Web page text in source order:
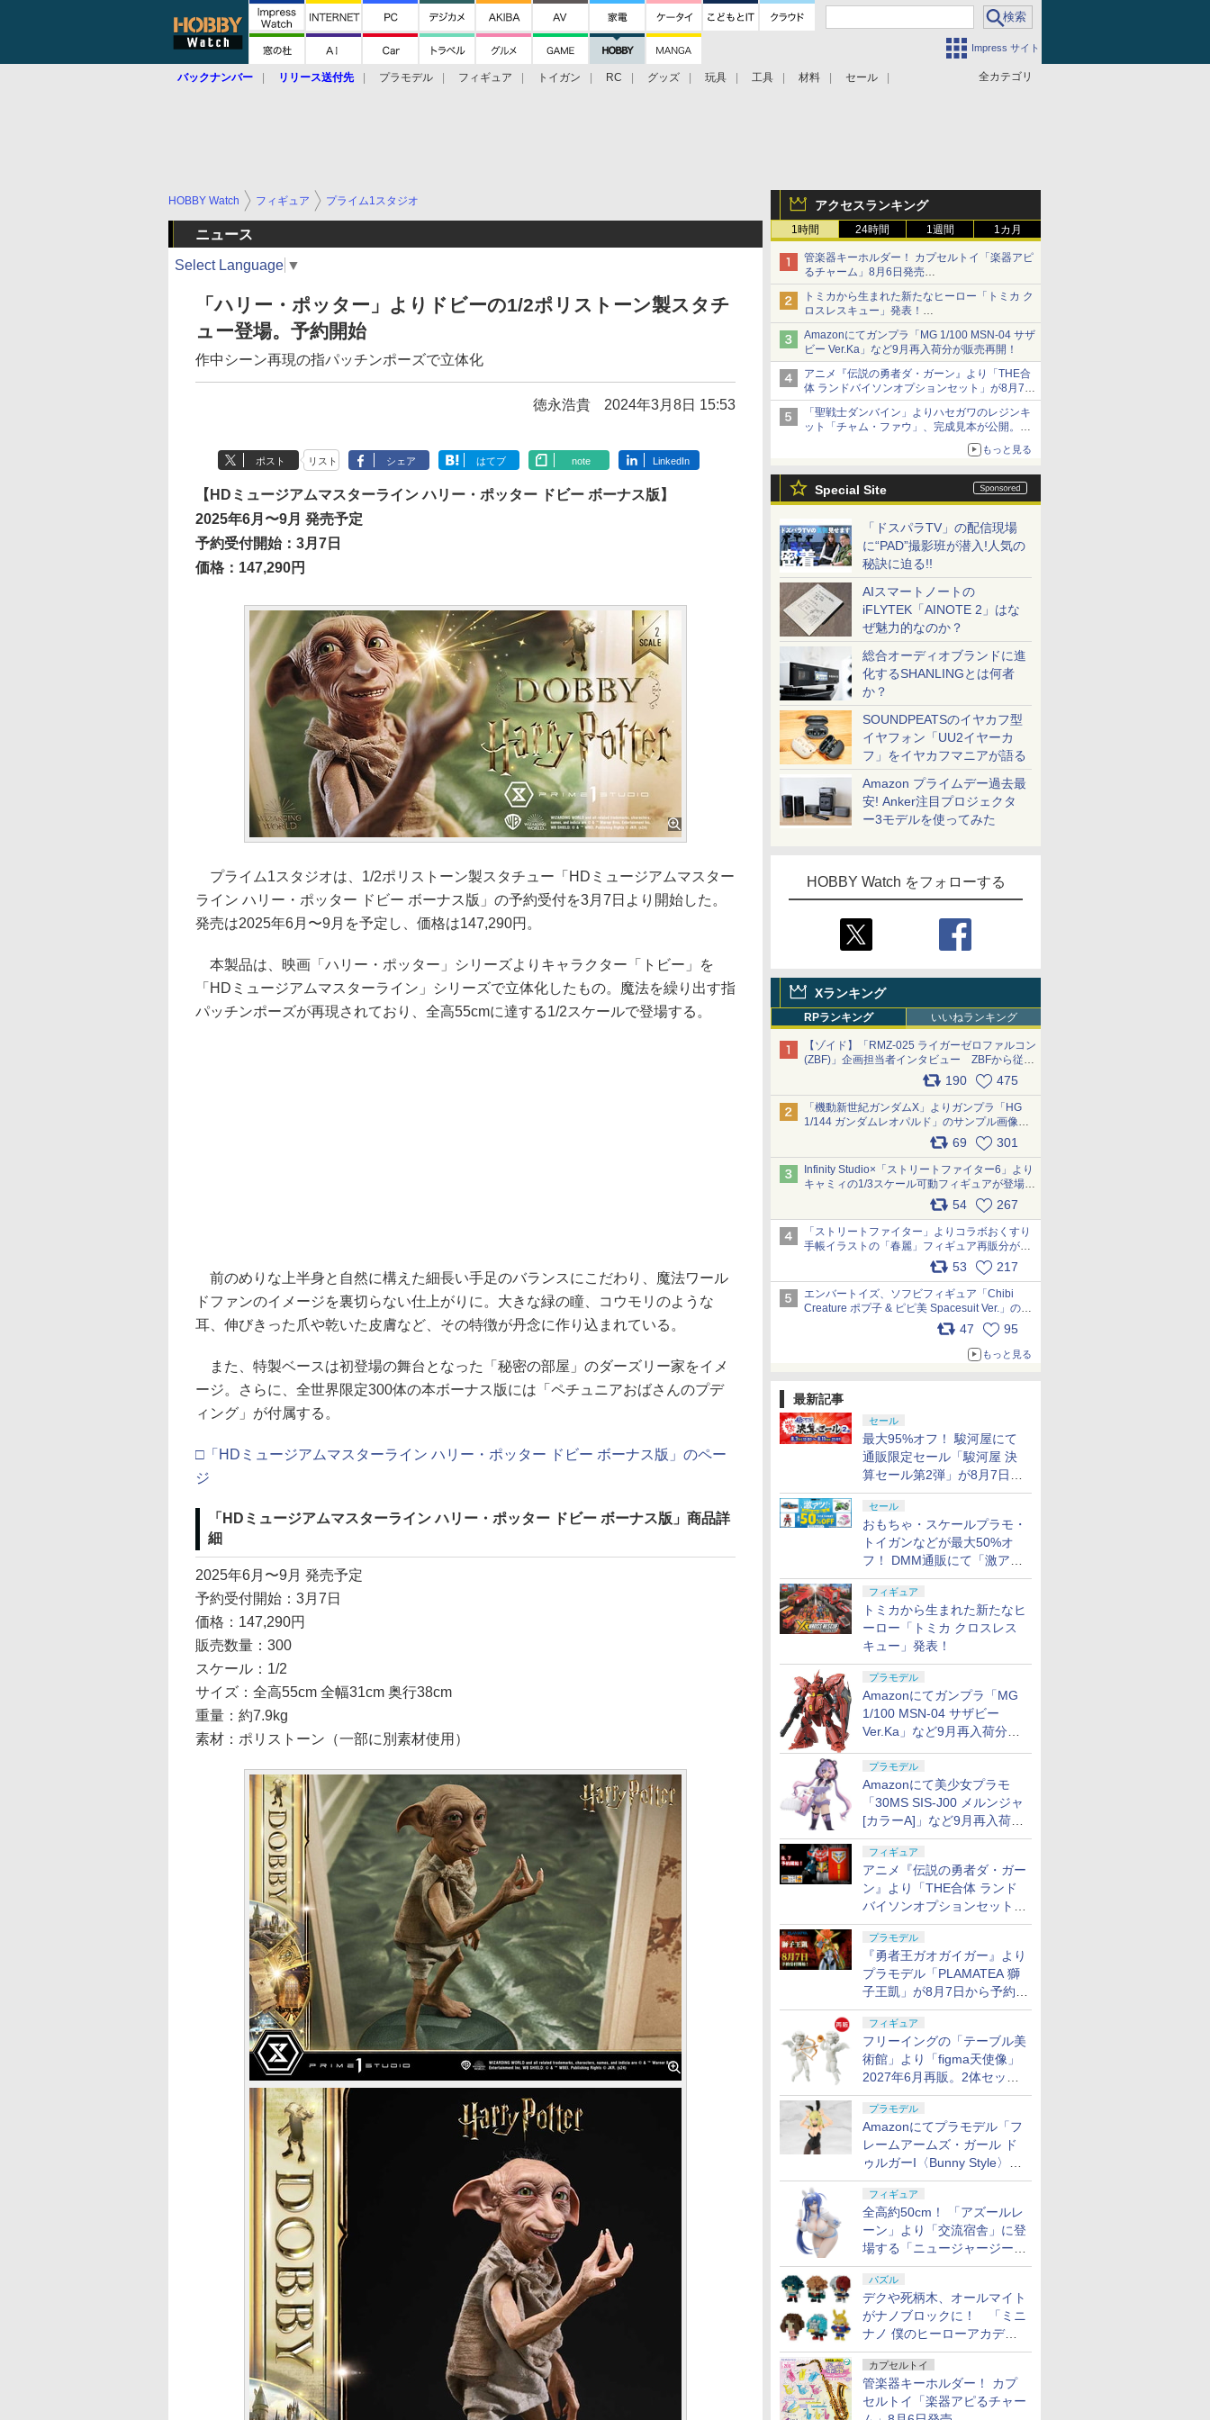
Impress サイト
全カテゴリ
バックナンバー リリース送付先 プラモデル フィギュア トイガン RC グッズ 玩具 工具 材料 セール
アクセスランキング
1時間 24時間 1週間 1カ月
管楽器キーホルダー！ カプセルトイ「楽器アピ
るチャーム」8月6日発売
チューバ、テナサクなど5種各3色
トミカから生まれた新たなヒーロー「トミカ ク
ロスレスキュー」発表！
詳細は後日公開予定
Amazonにてガンプラ「MG 1/100 MSN-04 サザ
ビー Ver.Ka」など9月再入荷分が販売再開！
アニメ『伝説の勇者ダ・ガーン』より「THE合
体 ランドバイソンオプションセット」が8月7日
から予約受付開始！
「聖戦士ダンバイン」よりハセガワのレジンキ
ット「チャム・ファウ」、完成見本が公開。9
もっと見る
Special Site
「ドスパラTV」の配信現場
に“PAD”撮影班が潜入!人気の
秘訣に迫る!!
AIスマートノートの
iFLYTEK「AINOTE 2」はな
ぜ魅力的なのか？
総合オーディオブランドに進
化するSHANLINGとは何者
か？
SOUNDPEATSのイヤカフ型
イヤフォン「UU2イヤーカ
フ」をイヤカフマニアが語る
Amazon プライムデー過去最
安! Anker注目プロジェクタ
ー3モデルを使ってみた
HOBBY Watch をフォローする
Xランキング
RPランキング いいねランキング
【ゾイド】「RMZ-025 ライガーゼロファルコン
(ZBF)」企画担当者インタビュー ZBFから従来
デザインまで再現可能なボリューム満点のキッ
ト pic.x.com/6zOqQAQKkX
190 475
「機動新世紀ガンダムX」よりガンプラ「HG
1/144 ガンダムレオパルド」のサンプル画像が
69 301
Infinity Studio×「ストリートファイター6」より
キャミィの1/3スケール可動フィギュアが登場
54 267
「ストリートファイター」よりコラボおくすり
手帳イラストの「春麗」フィギュア再販分が本
日出荷開始 pic.x.com/toUc1MHr41
53 217
エンバートイズ、ソフビフィギュア「Chibi
Creature ポプ子 & ピピ美 Spacesuit Ver.」の発
売中止を発表 pic.x.com/Ri45iFeYjn
47 95
もっと見る
最新記事
セール
最大95%オフ！ 駿河屋にて
通販限定セール「駿河屋 決
算セール第2弾」が8月7日12
時より開催
セール
おもちゃ・スケールプラモ・
トイガンなどが最大50%オ
フ！ DMM通販にて「激ア
ツ！おもちゃ・ホビー夏セー
ル」が開催
フィギュア
トミカから生まれた新たなヒ
ーロー「トミカ クロスレス
キュー」発表！
プラモデル
Amazonにてガンプラ「MG
1/100 MSN-04 サザビー
Ver.Ka」など9月再入荷分が
プラモデル
Amazonにて美少女プラモ
「30MS SIS-J00 メルンジャ
[カラーA]」など9月再入荷分
が販売再開！
フィギュア
アニメ『伝説の勇者ダ・ガー
ン』より「THE合体 ランド
バイソンオプションセット」
が8月7日から予約受付開始！
プラモデル
『勇者王ガオガイガー』より
プラモデル「PLAMATEA 獅
子王凱」が8月7日から予約受
付開始！
フィギュア
フリーイングの「テーブル美
術館」より「figma天使像」
2027年6月再販。2体セット
で小便小僧にも
プラモデル
Amazonにてプラモデル「フ
レームアームズ・ガール ド
ゥルガーI〈Bunny Style〉」
が予約受付再開！
フィギュア
全高約50cm！ 「アズールレ
ーン」より「交流宿舎」に登
場する「ニュージャージー」
が1/3スケールフィギュアで
登場
パズル
デクや死柄木、オールマイト
がナノブロックに！ 「ミニ
ナノ 僕のヒーローアカデミ
ア」9月再販
カプセルトイ
管楽器キーホルダー！ カプ
セルトイ「楽器アピるチャー
HOBBY Watch フィギュア プライム1スタジオ
ニュース
Select Language ▼
「ハリー・ポッター」よりドビーの1/2ポリストーン製スタチ
ュー登場。予約開始
作中シーン再現の指パッチンポーズで立体化
徳永浩貴 2024年3月8日 15:53
ポスト リスト シェア はてブ note LinkedIn
【HDミュージアムマスターライン ハリー・ポッター ドビー ボーナス版】
2025年6月〜9月 発売予定
予約受付開始：3月7日
価格：147,290円
プライム1スタジオは、1/2ポリストーン製スタチュー「HDミュージアムマスター
ライン ハリー・ポッター ドビー ボーナス版」の予約受付を3月7日より開始した。
発売は2025年6月〜9月を予定し、価格は147,290円。
本製品は、映画「ハリー・ポッター」シリーズよりキャラクター「トビー」を
「HDミュージアムマスターライン」シリーズで立体化したもの。魔法を繰り出す指
パッチンポーズが再現されており、全高55cmに達する1/2スケールで登場する。
前のめりな上半身と自然に構えた細長い手足のバランスにこだわり、魔法ワール
ドファンのイメージを裏切らない仕上がりに。大きな緑の瞳、コウモリのような
耳、伸びきった爪や乾いた皮膚など、その特徴が丹念に作り込まれている。
また、特製ベースは初登場の舞台となった「秘密の部屋」のダーズリー家をイメ
ージ。さらに、全世界限定300体の本ボーナス版には「ペチュニアおばさんのプデ
ィング」が付属する。
□「HDミュージアムマスターライン ハリー・ポッター ドビー ボーナス版」のペー
ジ
「HDミュージアムマスターライン ハリー・ポッター ドビー ボーナス版」商品詳
細
2025年6月〜9月 発売予定
予約受付開始：3月7日
価格：147,290円
販売数量：300
スケール：1/2
サイズ：全高55cm 全幅31cm 奥行38cm
重量：約7.9kg
素材：ポリストーン（一部に別素材使用）